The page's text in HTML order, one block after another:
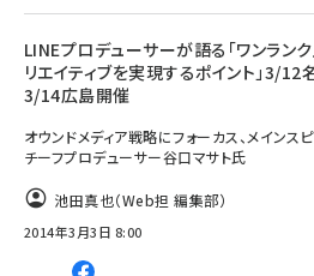
LINEプロデューサーが語る「ワンラン
リエイティブを実現するポイント」3/12
3/14広島開催
オウンドメディア戦略にフォーカス、メイン
チーフプロデューサー谷口マサト氏
池田真也（Web担 編集部）
2014年3月3日 8:00